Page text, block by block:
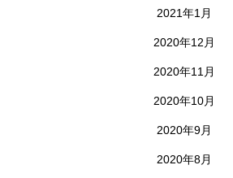
2021年1月
2020年12月
2020年11月
2020年10月
2020年9月
2020年8月